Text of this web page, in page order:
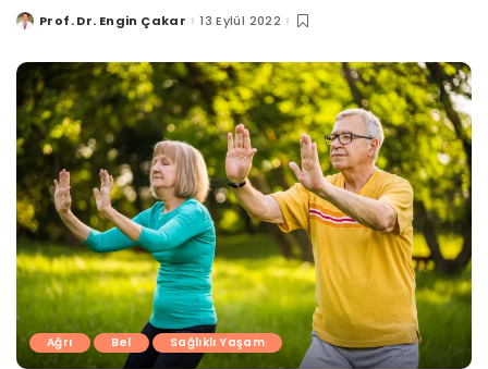
PostedProf. Dr. Engin Çakar 13 Eylül 2022
Ağrı Bel Sağlıklı Yaşam